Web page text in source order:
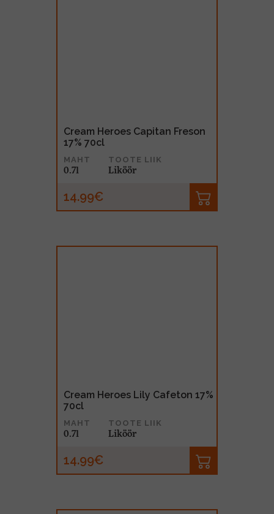
Cream Heroes Capitan Freson
17% 70cl
MAHT
0.7l
TOOTE LIIK
Liköör
14.99€
Cream Heroes Lily Cafeton 17%
70cl
MAHT
0.7l
TOOTE LIIK
Liköör
14.99€